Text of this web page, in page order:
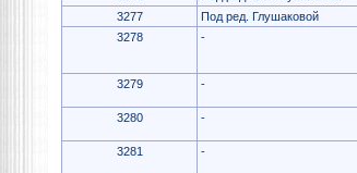
3277
Под ред. Глушаковой
3278
-
3279
-
3280
-
3281
-